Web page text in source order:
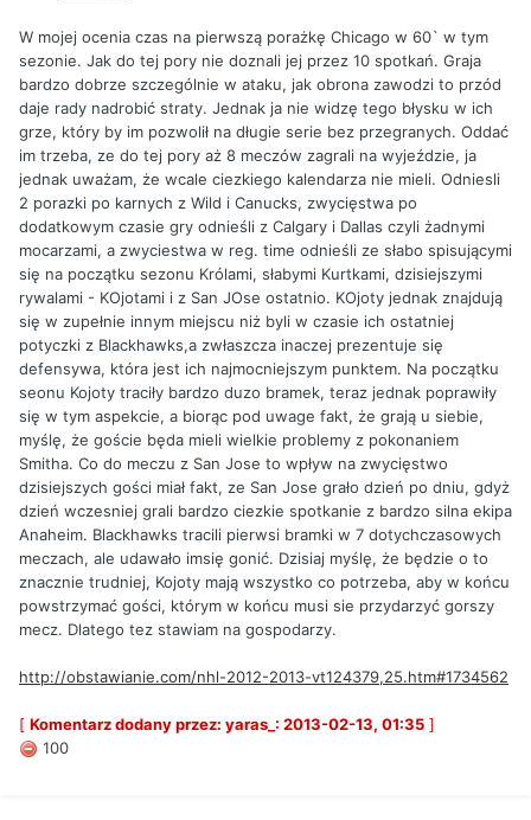
W mojej ocenia czas na pierwszą porażkę Chicago w 60` w tym
sezonie. Jak do tej pory nie doznali jej przez 10 spotkań. Graja
bardzo dobrze szczególnie w ataku, jak obrona zawodzi to przód
daje rady nadrobić straty. Jednak ja nie widzę tego błysku w ich
grze, który by im pozwolił na długie serie bez przegranych. Oddać
im trzeba, ze do tej pory aż 8 meczów zagrali na wyjeździe, ja
jednak uważam, że wcale ciezkiego kalendarza nie mieli. Odniesli
2 porazki po karnych z Wild i Canucks, zwycięstwa po
dodatkowym czasie gry odnieśli z Calgary i Dallas czyli żadnymi
mocarzami, a zwyciestwa w reg. time odnieśli ze słabo spisującymi
się na początku sezonu Królami, słabymi Kurtkami, dzisiejszymi
rywalami - KOjotami i z San JOse ostatnio. KOjoty jednak znajdują
się w zupełnie innym miejscu niż byli w czasie ich ostatniej
potyczki z Blackhawks,a zwłaszcza inaczej prezentuje się
defensywa, która jest ich najmocniejszym punktem. Na początku
seonu Kojoty traciły bardzo duzo bramek, teraz jednak poprawiły
się w tym aspekcie, a biorąc pod uwage fakt, że grają u siebie,
myślę, że goście będa mieli wielkie problemy z pokonaniem
Smitha. Co do meczu z San Jose to wpływ na zwycięstwo
dzisiejszych gości miał fakt, ze San Jose grało dzień po dniu, gdyż
dzień wczesniej grali bardzo ciezkie spotkanie z bardzo silna ekipa
Anaheim. Blackhawks tracili pierwsi bramki w 7 dotychczasowych
meczach, ale udawało imsię gonić. Dzisiaj myślę, że będzie o to
znacznie trudniej, Kojoty mają wszystko co potrzeba, aby w końcu
powstrzymać gości, którym w końcu musi sie przydarzyć gorszy
mecz. Dlatego tez stawiam na gospodarzy.
http://obstawianie.com/nhl-2012-2013-vt124379,25.htm#1734562
[ Komentarz dodany przez: yaras_: 2013-02-13, 01:35 ]
100